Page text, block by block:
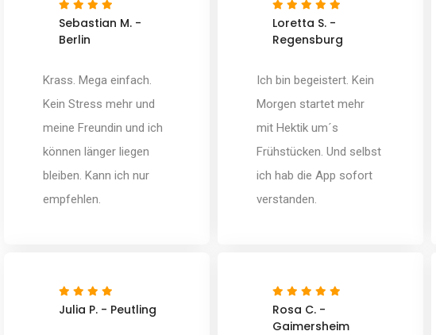
Sebastian M. -
Berlin
Krass. Mega einfach.
Kein Stress mehr und
meine Freundin und ich
können länger liegen
bleiben. Kann ich nur
empfehlen.
Loretta S. -
Regensburg
Ich bin begeistert. Kein
Morgen startet mehr
mit Hektik um´s
Frühstücken. Und selbst
ich hab die App sofort
verstanden.
Julia P. - Peutling
Rosa C. -
Gaimersheim